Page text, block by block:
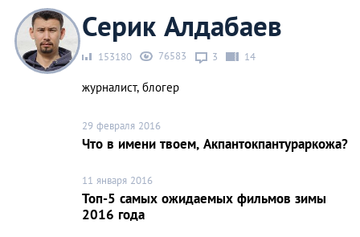
Серик Алдабаев
153180 76583 3 14
журналист, блогер
29 февраля 2016
Что в имени твоем, Акпантокпантураркожа?
11 января 2016
Топ-5 самых ожидаемых фильмов зимы
2016 года